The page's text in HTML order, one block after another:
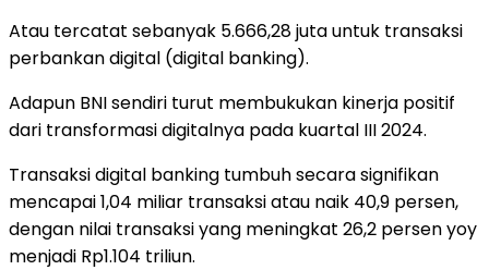
Atau tercatat sebanyak 5.666,28 juta untuk transaksi
perbankan digital (digital banking).
Adapun BNI sendiri turut membukukan kinerja positif
dari transformasi digitalnya pada kuartal III 2024.
Transaksi digital banking tumbuh secara signifikan
mencapai 1,04 miliar transaksi atau naik 40,9 persen,
dengan nilai transaksi yang meningkat 26,2 persen yoy
menjadi Rp1.104 triliun.